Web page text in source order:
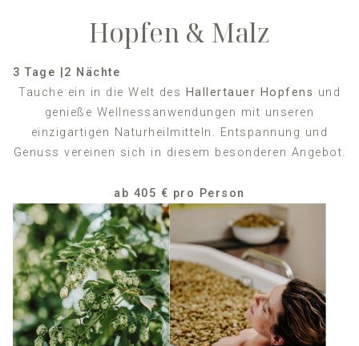
Hopfen & Malz
3 Tage | 2 Nächte
Tauche ein in die Welt des Hallertauer Hopfens und
genieße Wellnessanwendungen mit unseren
einzigartigen Naturheilmitteln. Entspannung und
Genuss vereinen sich in diesem besonderen Angebot.
ab 405 € pro Person